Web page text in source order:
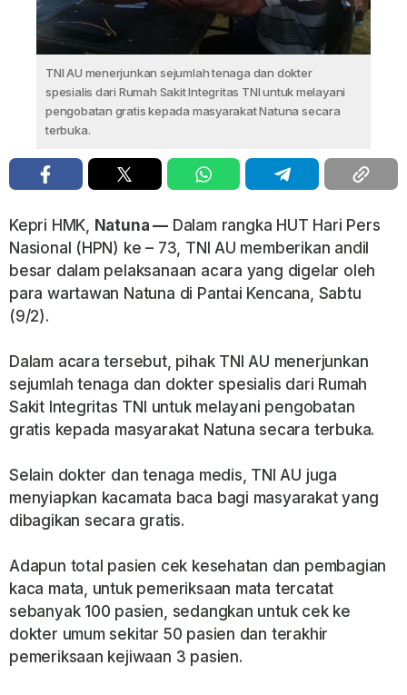
TNI AU menerjunkan sejumlah tenaga dan dokter
spesialis dari Rumah Sakit Integritas TNI untuk melayani
pengobatan gratis kepada masyarakat Natuna secara
terbuka.
Kepri HMK, Natuna — Dalam rangka HUT Hari Pers
Nasional (HPN) ke – 73, TNI AU memberikan andil
besar dalam pelaksanaan acara yang digelar oleh
para wartawan Natuna di Pantai Kencana, Sabtu
(9/2).
Dalam acara tersebut, pihak TNI AU menerjunkan
sejumlah tenaga dan dokter spesialis dari Rumah
Sakit Integritas TNI untuk melayani pengobatan
gratis kepada masyarakat Natuna secara terbuka.
Selain dokter dan tenaga medis, TNI AU juga
menyiapkan kacamata baca bagi masyarakat yang
dibagikan secara gratis.
Adapun total pasien cek kesehatan dan pembagian
kaca mata, untuk pemeriksaan mata tercatat
sebanyak 100 pasien, sedangkan untuk cek ke
dokter umum sekitar 50 pasien dan terakhir
pemeriksaan kejiwaan 3 pasien.